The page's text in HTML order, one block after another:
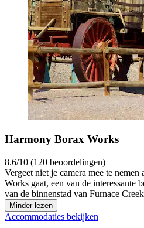
Harmony Borax Works
8.6/10 (120 beoordelingen)
Vergeet niet je camera mee te
Works gaat, een van de interessante
van de binnenstad van Furnace
Minder lezen
Accommodaties bekijken